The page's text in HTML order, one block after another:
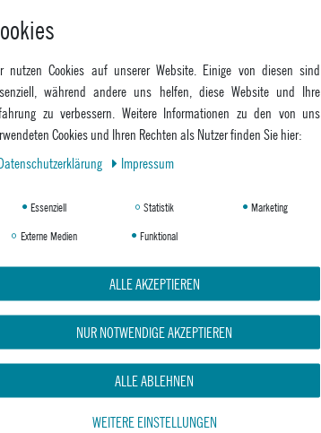
€ ab 34,95 €
nutzen Cookies auf unserer Website. Einige von diesen sind
während andere uns helfen, diese Website und Ihre
zu verbessern. Weitere Informationen zu den von uns
Cookies und Ihren Rechten als Nutzer finden Sie hier:
Impressum
Essenziell Statistik
Marketing
Externe Medien
Funktional
ALLE AKZEPTIEREN
NUR NOTWENDIGE AKZEPTIEREN
ALLE ABLEHNEN
WEITERE EINSTELLUNGEN